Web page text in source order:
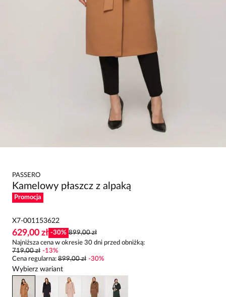
PASSERO
Kamelowy płaszcz z alpaką
Promocja
X7-001153622
629,00 zł -30% 899,00 zł
Najniższa cena w okresie 30 dni przed obniżką:
719,00 zł -13%
Cena regularna: 899,00 zł -30%
Wybierz wariant